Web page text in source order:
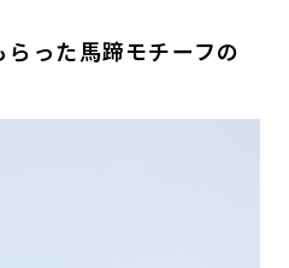
った馬蹄モチーフの